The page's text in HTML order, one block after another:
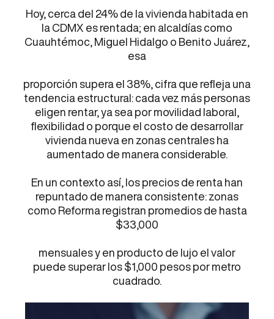
Hoy, cerca del 24% de la vivienda habitada en
la CDMX es rentada; en alcaldías como
Cuauhtémoc, Miguel Hidalgo o Benito Juárez,
esa
proporción supera el 38%, cifra que refleja una
tendencia estructural: cada vez más personas
eligen rentar, ya sea por movilidad laboral,
flexibilidad o porque el costo de desarrollar
vivienda nueva en zonas centrales ha
aumentado de manera considerable.
En un contexto así, los precios de renta han
repuntado de manera consistente: zonas
como Reforma registran promedios de hasta
$33,000
mensuales y en producto de lujo el valor
puede superar los $1,000 pesos por metro
cuadrado.